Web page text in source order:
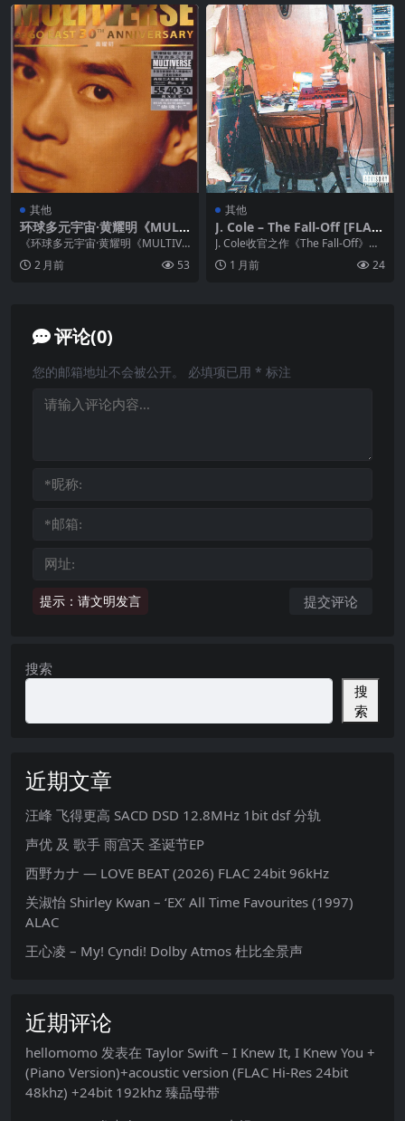
其他
环球多元宇宙·黄耀明《MULT
IVERSE》精选2CD [低速整轨
WAV+CUE]
《环球多元宇宙·黄耀明《MULTIVE
RSE》精选2CD》是香港乐坛独树
一帜的音...
2 月前 53
其他
J. Cole – The Fall-Off [FLAC
96kHz 24bit] [E] qobuz
J. Cole收官之作《The Fall-Off》，
生涯首张双碟嘻哈专辑，收录2...
1 月前 24
评论(0)
提示：请文明发言
您的邮箱地址不会被公开。 必填项已用 * 标注
搜索
搜
索
近期文章
汪峰 飞得更高 SACD DSD 12.8MHz 1bit dsf 分轨
声优 及 歌手 雨宫天 圣诞节EP
西野カナ — LOVE BEAT (2026) FLAC 24bit 96kHz
关淑怡 Shirley Kwan – ‘EX’ All Time Favourites (1997)
ALAC
王心凌 – My! Cyndi! Dolby Atmos 杜比全景声
近期评论
hellomomo 发表在 Taylor Swift – I Knew It, I Knew You +
(Piano Version)+acoustic version (FLAC Hi-Res 24bit
48khz) +24bit 192khz 臻品母带